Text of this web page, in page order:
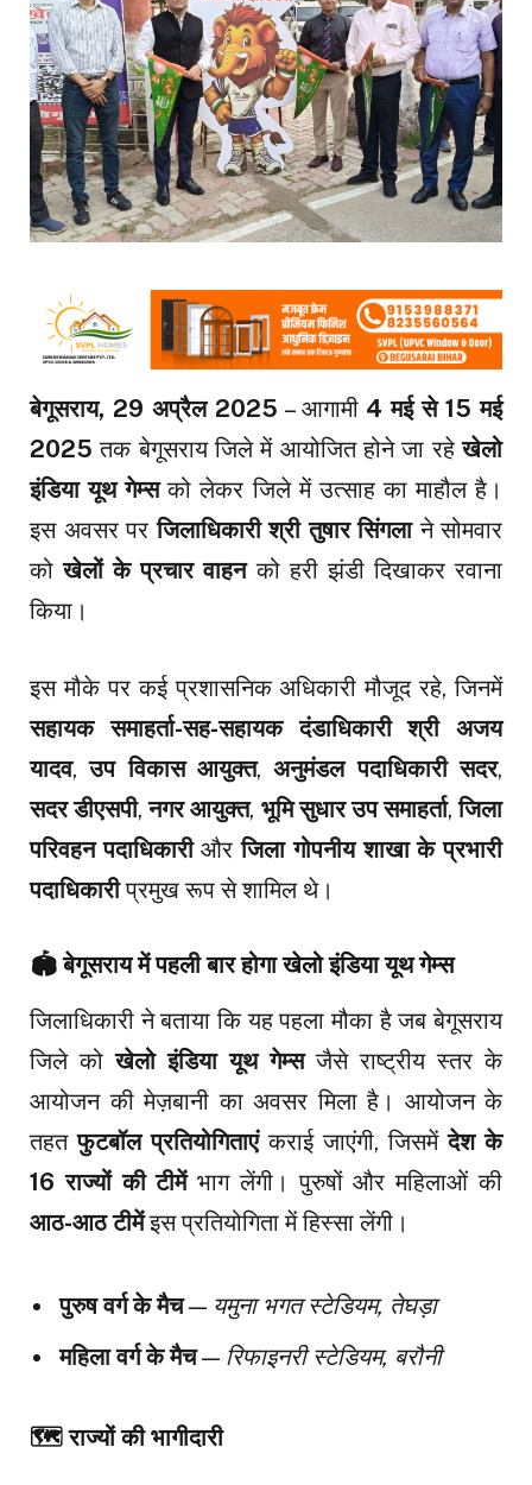
बेगूसराय, 29 अप्रैल 2025 – आगामी 4 मई से 15 मई
2025 तक बेगूसराय जिले में आयोजित होने जा रहेखेलो
इंडिया यूथ गेम्सको लेकर जिले में उत्साह का माहौल है।
इस अवसर परजिलाधिकारी श्री तुषार सिंगलाने सोमवार
कोखेलों के प्रचार वाहनको हरी झंडी दिखाकर रवाना
किया।
इस मौके पर कई प्रशासनिक अधिकारी मौजूद रहे, जिनमें
सहायक समाहर्ता-सह-सहायक दंडाधिकारी श्री अजय
यादव,उप विकास आयुक्त,अनुमंडल पदाधिकारी सदर,
सदर डीएसपी,नगर आयुक्त, भूमि सुधार उप समाहर्ता,जिला
परिवहन पदाधिकारीऔरजिला गोपनीय शाखा के प्रभारी
पदाधिकारीप्रमुख रूप से शामिल थे।
🏟️बेगूसराय में पहली बार होगा खेलो इंडिया यूथ गेम्स
जिलाधिकारी ने बताया कि यह पहला मौका है जब बेगूसराय
जिले कोखेलो इंडिया यूथ गेम्सजैसे राष्ट्रीय स्तर के
आयोजन की मेज़बानी का अवसर मिला है। आयोजन के
तहतफुटबॉल प्रतियोगिताएंकराई जाएंगी, जिसमेंदेश के
16 राज्यों की टीमेंभाग लेंगी। पुरुषों और महिलाओं की
आठ-आठ टीमेंइस प्रतियोगिता में हिस्सा लेंगी।
पुरुष वर्ग के मैच— यमुना भगत स्टेडियम, तेघड़ा
महिला वर्ग के मैच— रिफाइनरी स्टेडियम, बरौनी
🗺️राज्यों की भागीदारी